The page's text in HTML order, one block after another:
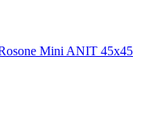
Mini ANIT 45x45